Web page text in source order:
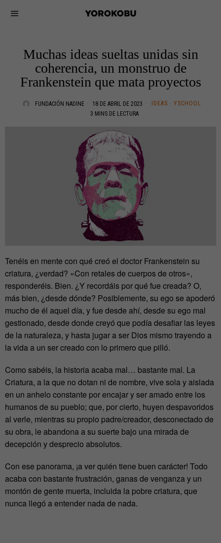
Muchas ideas sueltas unidas sin
coherencia, un monstruo de
Frankenstein que mata proyectos
FUNDACIÓN NADINE 18 DE ABRIL DE 2023 IDEAS · YSCHOOL
3 MINS DE LECTURA
Tenéis en mente con qué creó el doctor Frankenstein su
criatura, ¿verdad? «Con retales de cuerpos de otros»,
responderéis. Bien. ¿Y recordáis por qué fue creada? O,
más bien, ¿desde dónde? Posiblemente, su ego se apoderó
mucho de él aquel día, y fue desde ahí, desde su ego mal
gestionado, desde donde creyó que podía desafiar las leyes
de la naturaleza, y hasta jugar a ser Dios mismo trayendo a
la vida a un ser creado con lo primero que pilló.
Como sabéis, la historia acaba mal… bastante mal. La
Criatura, a la que no dotan ni de nombre, vive sola y aislada
en un anhelo constante por encajar y ser amado entre los
humanos de su pueblo; que, por cierto, huyen despavoridos
al verle, mientras su propio padre/creador, desconectado de
su obra, le abandona a su suerte bajo una mirada de
decepción y desprecio absolutos.
Con ese panorama, ¡a ver quién tiene buen carácter! Todo
acaba con bastante frustración, ganas de venganza y un
montón de gente muerta, incluida la pobre criatura, que
nunca llegó a entender nada de nada.